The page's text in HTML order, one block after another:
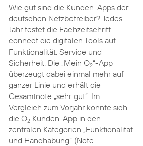
Wie gut sind die Kunden-Apps der
deutschen Netzbetreiber? Jedes
Jahr testet die Fachzeitschrift
connect die digitalen Tools auf
Funktionalität, Service und
Sicherheit. Die „Mein O2“-App
überzeugt dabei einmal mehr auf
ganzer Linie und erhält die
Gesamtnote „sehr gut“. Im
Vergleich zum Vorjahr konnte sich
die O2Kunden-App in den
zentralen Kategorien „Funktionalität
und Handhabung“ (Note